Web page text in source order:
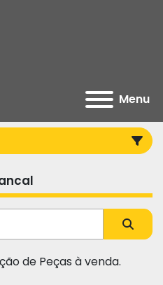
Menu
de Peças à venda.